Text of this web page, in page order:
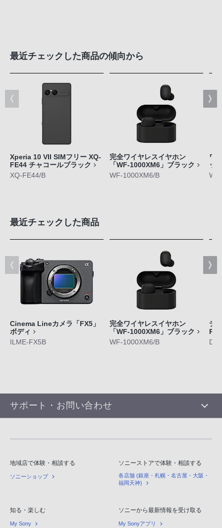
最近チェックした商品の傾向から
Xperia 10 VII SIMフリー XQ-
FE44 チャコールブラック
XQ-FE44/B
完全ワイヤレスイヤホン
「WF-1000XM6」ブラック
WF-1000XM6/B
ワ
ッ
最近チェックした商品
Cinema Lineカメラ「FX5」
ボディ
ILME-FX5B
完全ワイヤレスイヤホン
「WF-1000XM6」ブラック
WF-1000XM6/B
デ
サポート・お問い合わせ
地域店で体験・相談する
ソニーショップ
ソニーストアで体験・相談する
各店舗 (銀座・札幌・名古屋・大阪・
福岡天神)
知る・楽しむ
My Sony
ソニーから最新情報を受け取る
My Sonyアプリ